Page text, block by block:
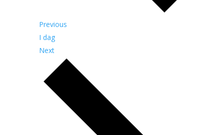
Previous
I dag
NextBegivenheder